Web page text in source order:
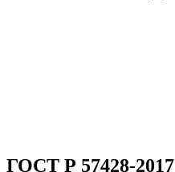
ГОСТ Р 57428-2017